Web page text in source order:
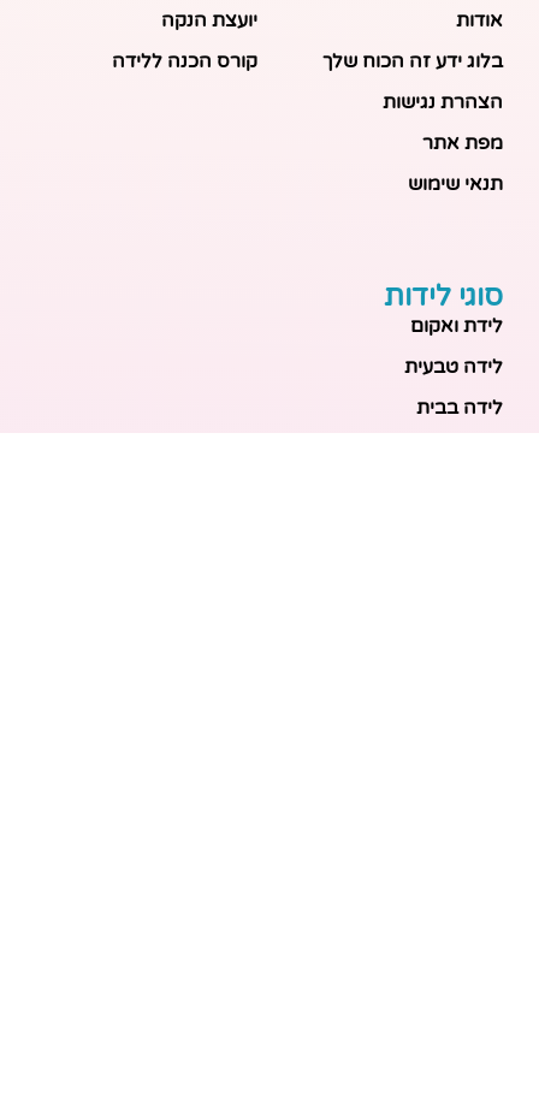
אודות
בלוג ידע זה הכוח שלך
הצהרת נגישות
מפת אתר
תנאי שימוש
יועצת הנקה
קורס הכנה ללידה
סוגי לידות
לידת ואקום
לידה טבעית
לידה בבית